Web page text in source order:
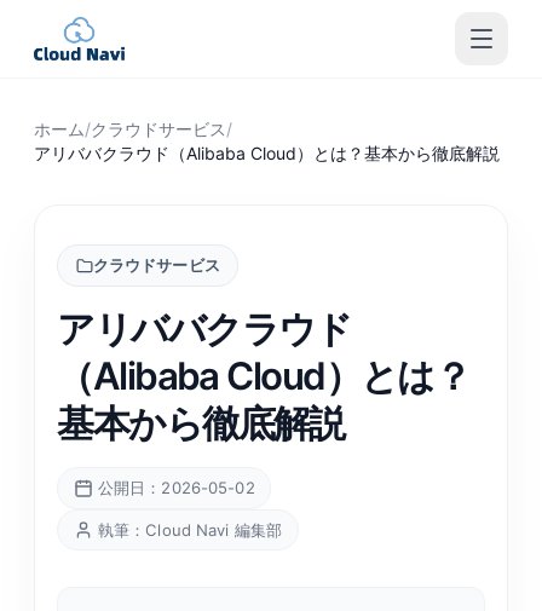
ホーム/クラウドサービス/
アリババクラウド（Alibaba Cloud）とは？基本から徹底解説
クラウドサービス
アリババクラウド
（Alibaba Cloud）とは？
基本から徹底解説
公開日：2026-05-02
執筆：Cloud Navi 編集部